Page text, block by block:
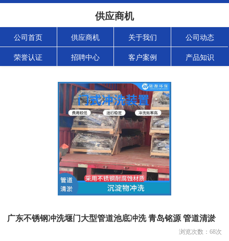
供应商机
公司首页 供应商机 关于我们 公司动态
荣誉认证 招聘中心 客户案例 产品知识
广东不锈钢冲洗堰门大型管道池底冲洗 青岛铭源 管道清淤
浏览次数： 68次